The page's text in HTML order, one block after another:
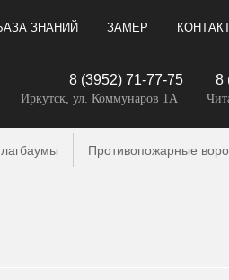
ЗНАНИЙ ЗАМЕР
8 (3952) 71-77-75 8
Иркутск, ул. Коммунаров 1А
Противопожарные